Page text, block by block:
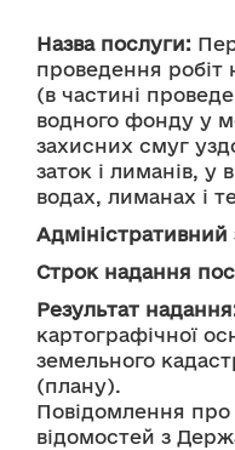
Назва послуги:
проведення
(в частині
водного фонду у
захисних смуг
заток і лиманів, у
водах, лиманах і
Адміністративний
Строк надання
Результат
картографічної
земельного
(плану).
Повідомлення про
відомостей з